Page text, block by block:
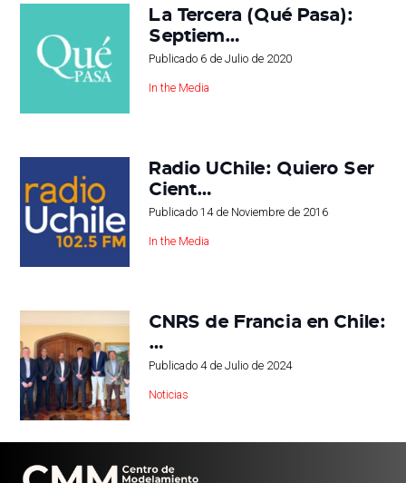
La Tercera (Qué Pasa):
Septiem…
Publicado 6 de Julio de 2020
In the Media
Radio UChile: Quiero Ser
Cient…
Publicado 14 de Noviembre de 2016
In the Media
CNRS de Francia en Chile:
…
Publicado 4 de Julio de 2024
Noticias